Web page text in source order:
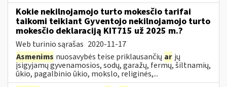
Kokie nekilnojamojo turto mokesčio tarifai
taikomi teikiant Gyventojo nekilnojamojo turto
mokesčio deklaraciją KIT715 už 2025 m.?
Web turinio sąrašas 2020-11-17
Asmenims nuosavybės teise priklausančių ar jų
įsigyjamų gyvenamosios, sodų, garažų, fermų, šiltnamių,
ūkio, pagalbinio ūkio, mokslo, religinės,...